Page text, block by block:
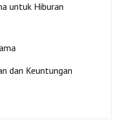
untuk Hiburan
dan Keuntungan